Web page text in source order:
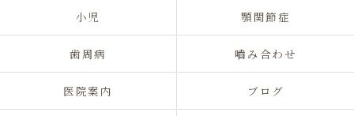
小児 顎関節症
歯周病 嚙み合わせ
医院案内 ブログ